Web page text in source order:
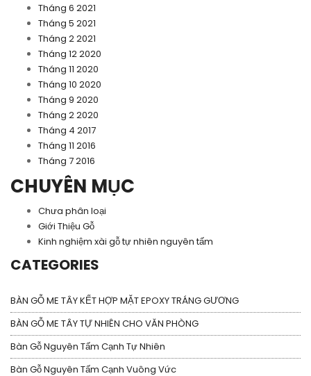
Tháng 6 2021
Tháng 5 2021
Tháng 2 2021
Tháng 12 2020
Tháng 11 2020
Tháng 10 2020
Tháng 9 2020
Tháng 2 2020
Tháng 4 2017
Tháng 11 2016
Tháng 7 2016
CHUYÊN MỤC
Chưa phân loại
Giới Thiệu Gỗ
Kinh nghiệm xài gỗ tự nhiên nguyên tấm
CATEGORIES
BÀN GỖ ME TÂY KẾT HỢP MẶT EPOXY TRÁNG GƯƠNG
BÀN GỖ ME TÂY TỰ NHIÊN CHO VĂN PHÒNG
Bàn Gỗ Nguyên Tấm Cạnh Tự Nhiên
Bàn Gỗ Nguyên Tấm Cạnh Vuông Vức